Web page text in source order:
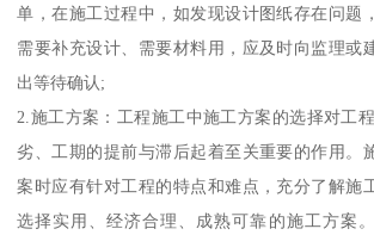
单，在施工过程中，如发现设计图纸存在问题
需要补充设计、需要材料用，应及时向监理或
出等待确认;
2.施工方案：工程施工中施工方案的选择对工
劣、工期的提前与滞后起着至关重要的作用。
案时应有针对工程的特点和难点，充分了解施
选择实用、经济合理、成熟可靠的施工方案